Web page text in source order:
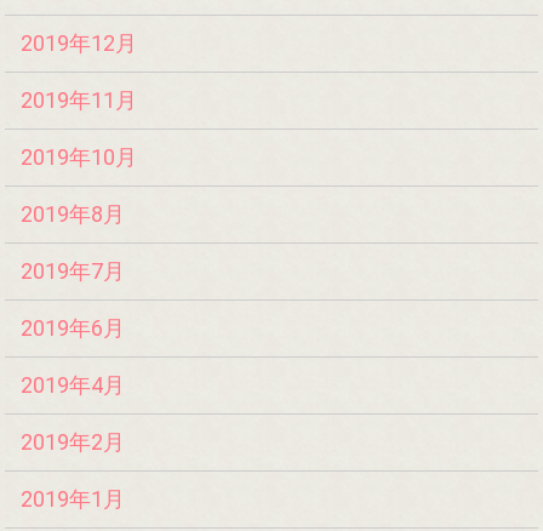
2019年12月
2019年11月
2019年10月
2019年8月
2019年7月
2019年6月
2019年4月
2019年2月
2019年1月